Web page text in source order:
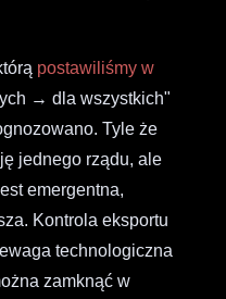
postawiliśmy w
→ dla wszystkich"
Tyle że
jednego rządu, ale
emergentna,
Kontrola eksportu
technologiczna
zamknąć w